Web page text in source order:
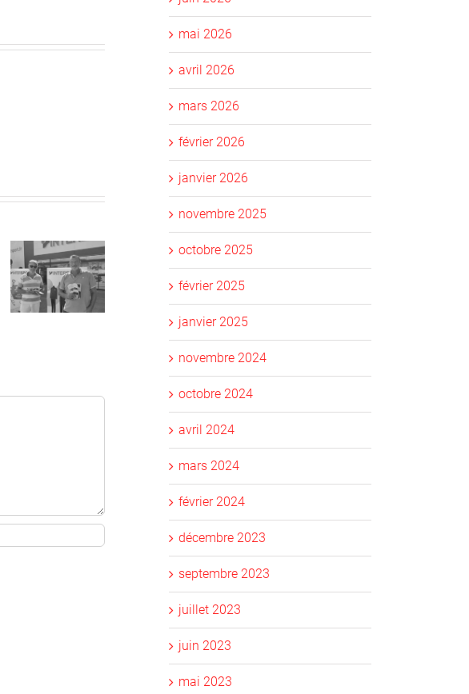
mai 2026
avril 2026
mars 2026
février 2026
janvier 2026
novembre 2025
octobre 2025
février 2025
janvier 2025
novembre 2024
octobre 2024
avril 2024
mars 2024
février 2024
décembre 2023
septembre 2023
juillet 2023
juin 2023
mai 2023